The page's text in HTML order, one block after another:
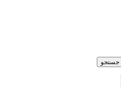
جستجو